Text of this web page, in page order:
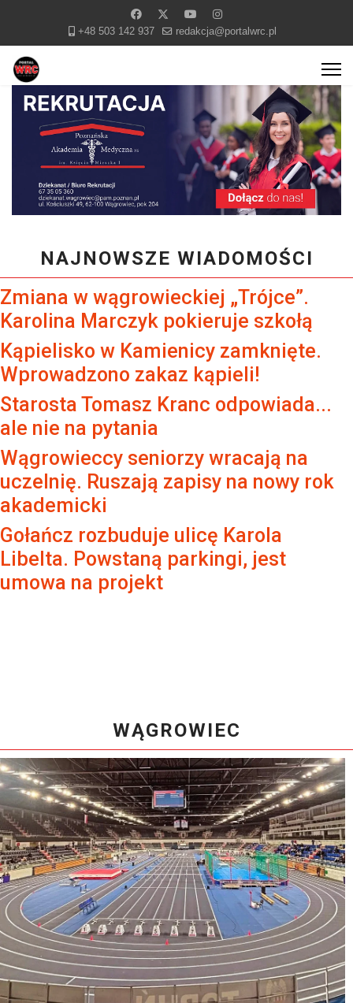
+48 503 142 937 redakcja@portalwrc.pl
NAJNOWSZE WIADOMOŚCI
Zmiana w wągrowieckiej „Trójce”.
Karolina Marczyk pokieruje szkołą
Kąpielisko w Kamienicy zamknięte.
Wprowadzono zakaz kąpieli!
Starosta Tomasz Kranc odpowiada...
ale nie na pytania
Wągrowieccy seniorzy wracają na
uczelnię. Ruszają zapisy na nowy rok
akademicki
Gołańcz rozbuduje ulicę Karola
Libelta. Powstaną parkingi, jest
umowa na projekt
WĄGROWIEC